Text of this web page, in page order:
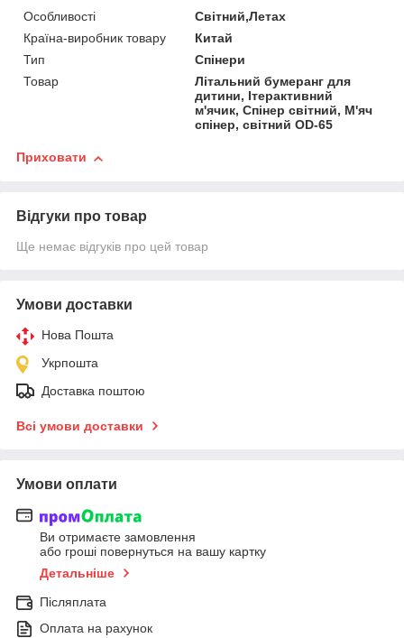
Особливості
Світний,Летах
Країна-виробник товару
Китай
Тип
Спінери
Товар
Літальний бумеранг для
дитини, Ітерактивний
м'ячик, Спінер світний, М'яч
спінер, світний OD-65
Приховати
Відгуки про товар
Ще немає відгуків про цей товар
Умови доставки
Нова Пошта
Укрпошта
Доставка поштою
Всі умови доставки
Умови оплати
Ви отримаєте замовлення
або гроші повернуться на вашу картку
Детальніше
Післяплата
Оплата на рахунок